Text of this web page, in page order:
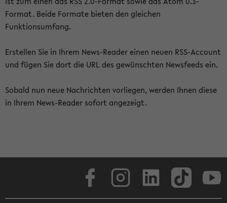
Format. Beide Formate bieten den gleichen
Funktionsumfang.
Erstellen Sie in Ihrem News-Reader einen neuen RSS-Account
und fügen Sie dort die URL des gewünschten Newsfeeds ein.
Sobald nun neue Nachrichten vorliegen, werden Ihnen diese
in Ihrem News-Reader sofort angezeigt.